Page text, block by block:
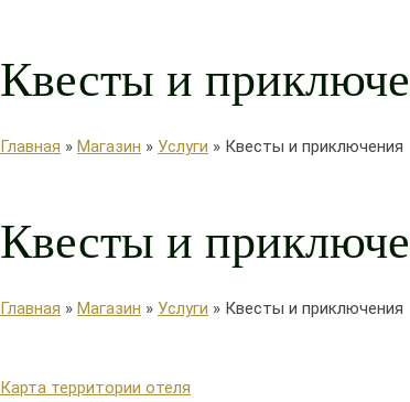
Квесты и
Главная » Магазин » Услуги » Квесты и приключения
Квесты и
Главная » Магазин » Услуги » Квесты и приключения
Карта территории отеля